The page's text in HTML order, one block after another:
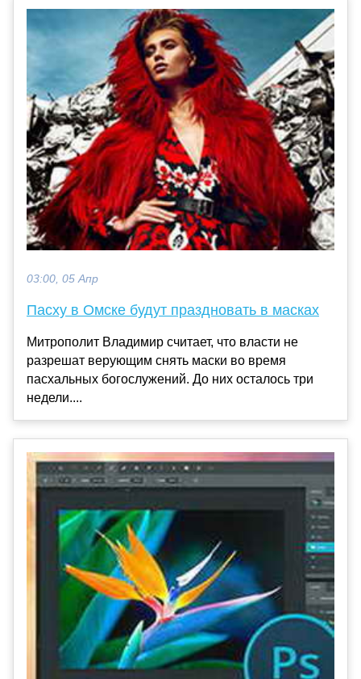
03:00, 05 Апр
Пасху в Омске будут праздновать в масках
Митрополит Владимир считает, что власти не
разрешат верующим снять маски во время
пасхальных богослужений. До них осталось три
недели....